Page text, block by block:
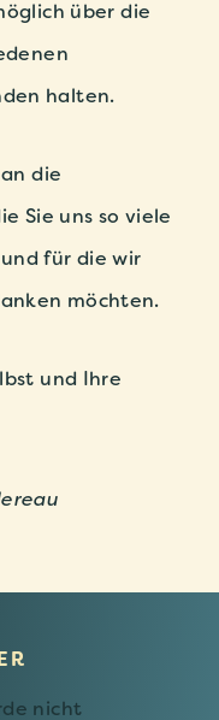
über die
halten.
die
Sie uns so viele
für die wir
möchten.
und Ihre
nicht